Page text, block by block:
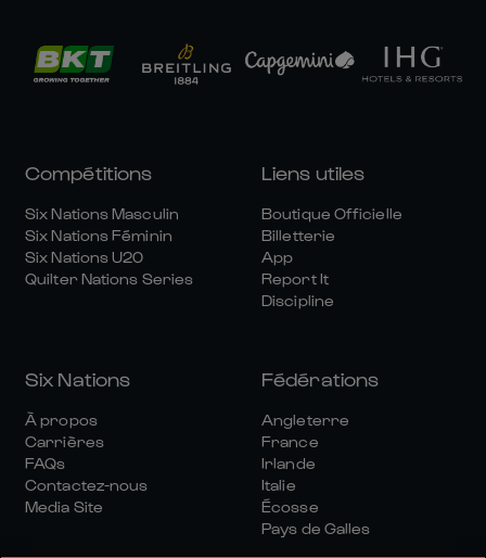
Compétitions
Six Nations Masculin
Six Nations Féminin
Six Nations U20
Quilter Nations Series
Liens utiles
Boutique Officielle
Billetterie
App
Report It
Discipline
Six Nations
À propos
Carrières
FAQs
Contactez-nous
Media Site
Fédérations
Angleterre
France
Irlande
Italie
Écosse
Pays de Galles